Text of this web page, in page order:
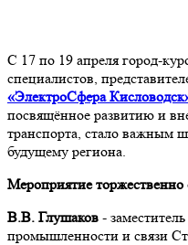
С 17 по 19 апреля город-
специалистов,
«ЭлектроСфера
посвящённое развитию и
транспорта, стало важным
будущему региона.
Мероприятие
В.В. Глушаков -
промышленности и связи